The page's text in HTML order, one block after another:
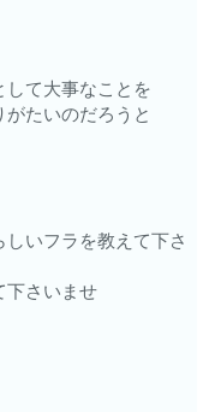
して大事なことを
たいのだろうと
いフラを教えて下さ
下さいませ